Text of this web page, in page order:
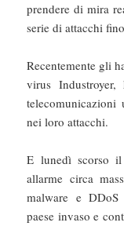
prendere di mira
serie di attacchi
Recentemente gli
virus
telecomunicazioni
nei loro attacchi.
E lunedì scorso
allarme circa
malware e
paese invaso e